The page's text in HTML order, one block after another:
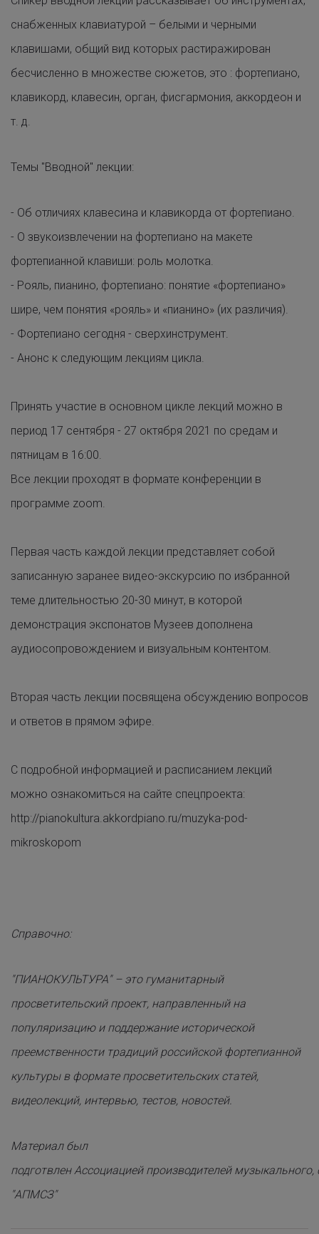
снабженных клавиатурой – белыми и черными
клавишами, общий вид которых растиражирован
бесчисленно в множестве сюжетов, это : фортепиано,
клавикорд, клавесин, орган, фисгармония, аккордеон и
т. д.
Темы "Вводной" лекции:
- Об отличиях клавесина и клавикорда от фортепиано.
- О звукоизвлечении на фортепиано на макете
фортепианной клавиши: роль молотка.
- Рояль, пианино, фортепиано: понятие «фортепиано»
шире, чем понятия «рояль» и «пианино» (их различия).
- Фортепиано сегодня - сверхинструмент.
- Анонс к следующим лекциям цикла.
Принять участие в основном цикле лекций можно в
период 17 сентября - 27 октября 2021 по средам и
пятницам в 16:00.
Все лекции проходят в формате конференции в
программе zoom.
Первая часть каждой лекции представляет собой
записанную заранее видео-экскурсию по избранной
теме длительностью 20-30 минут, в которой
демонстрация экспонатов Музеев дополнена
аудиосопровождением и визуальным контентом.
Вторая часть лекции посвящена обсуждению вопросов
и ответов в прямом эфире.
С подробной информацией и расписанием лекций
можно ознакомиться на сайте спецпроекта:
http://pianokultura.akkordpiano.ru/muzyka-pod-
mikroskopom
Справочно:
"ПИАНОКУЛЬТУРА" – это гуманитарный
просветительский проект, направленный на
популяризацию и поддержание исторической
преемственности традиций российской фортепианной
культуры в формате просветительских статей,
видеолекций, интервью, тестов, новостей.
Материал был
подготвлен Ассоциацией производителей
"АПМСЗ"